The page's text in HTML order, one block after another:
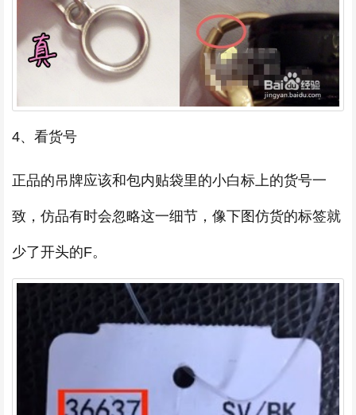
4、看货号
正品的吊牌应该和包内贴袋里的小白标上的货号一
致，仿品有时会忽略这一细节，像下图仿货的标签就
少了开头的F。